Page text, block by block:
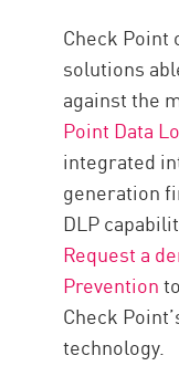
Check
solutions
against the
Point Data
integrated
generation
DLP
Request a
Prevention
Check
technology.